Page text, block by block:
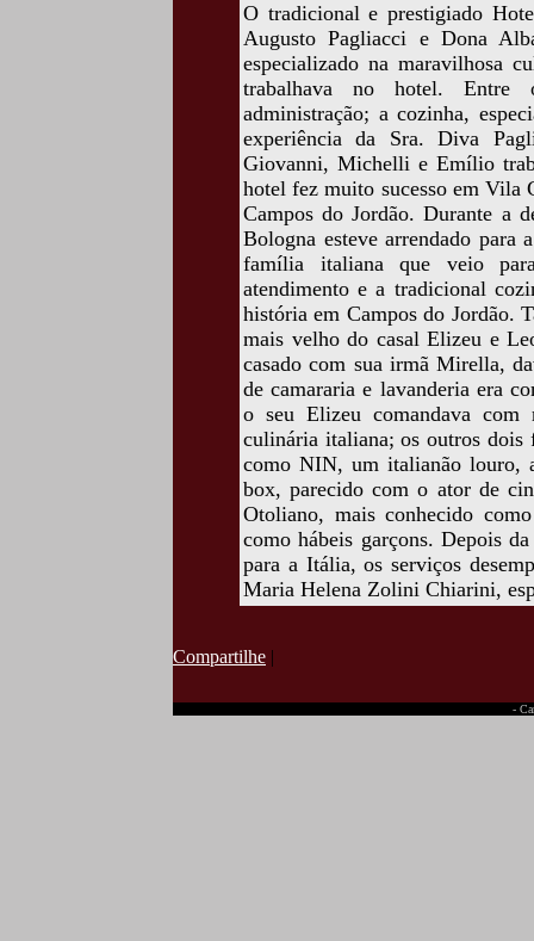
O tradicional e prestigiado
Augusto Pagliacci e Dona
especializado na maravilhosa
trabalhava no hotel. Entre
administração; a cozinha,
experiência da Sra. Diva
Giovanni, Michelli e Emílio
hotel fez muito sucesso em Vila
Campos do Jordão. Durante a
Bologna esteve arrendado
família italiana que veio
atendimento e a tradicional
história em Campos do Jordão.
mais velho do casal Elizeu e
casado com sua irmã Mirella,
de camararia e lavanderia era
o seu Elizeu comandava com
culinária italiana; os outros dois
como NIN, um italianão louro,
box, parecido com o ator de
Otoliano, mais conhecido
como hábeis garçons. Depois
para a Itália, os serviços
Maria Helena Zolini Chiarini,
Compartilhe |
-